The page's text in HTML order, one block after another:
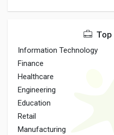
Information Technology
Finance
Healthcare
Engineering
Education
Retail
Manufacturing